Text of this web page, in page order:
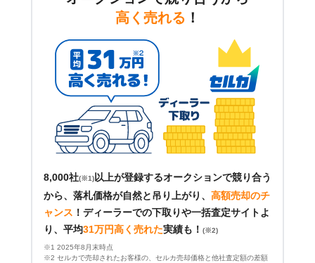
高く売れる ！
8,000社(※1)以上が登録するオークションで競り合う
から、落札価格が自然と吊り上がり、 高額売却のチ
ャンス ！ ディーラーでの下取りや一括査定サイトよ
り、平均31万円高く売れた実績も！ (※2)
※1 2025年8月末時点
※2 セルカで売却されたお客様の、セルカ売却価格と他社査定額の差額